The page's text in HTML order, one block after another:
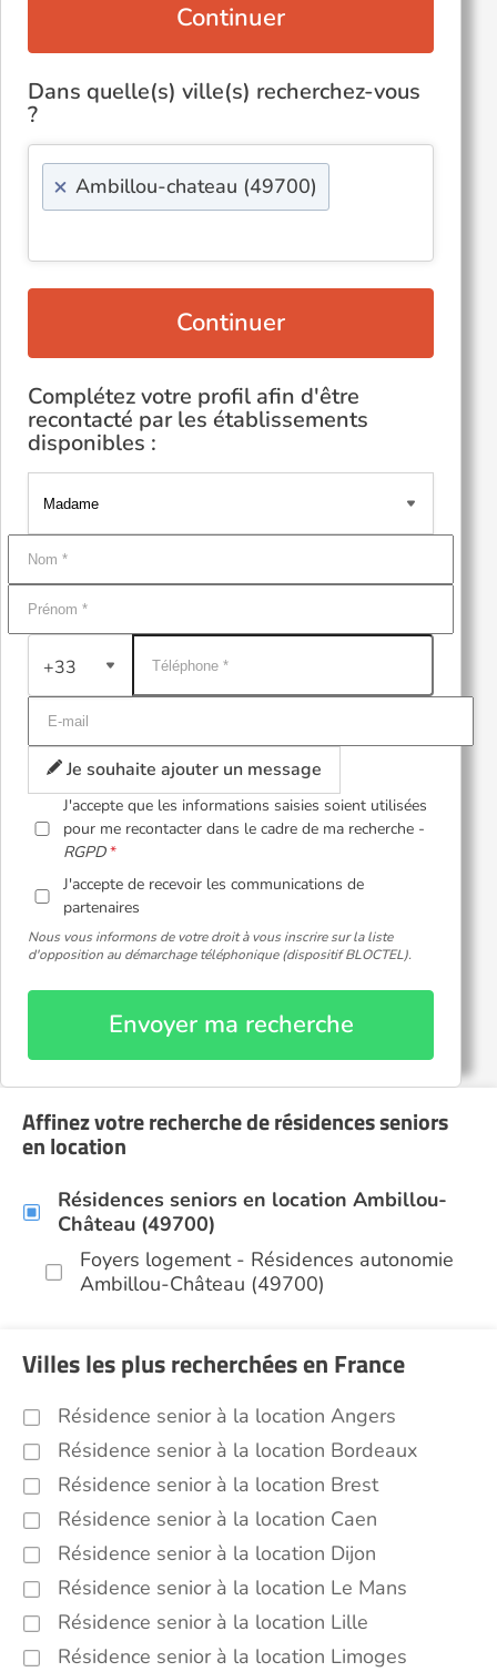
Continuer
Dans quelle(s) ville(s) recherchez-vous
?
× Ambillou-chateau (49700)
Continuer
Complétez votre profil afin d'être
recontacté par les établissements
disponibles :
+33
Je souhaite ajouter un message
J'accepte que les informations saisies soient utilisées
pour me recontacter dans le cadre de ma recherche -
RGPD
J'accepte de recevoir les communications de
partenaires
Nous vous informons de votre droit à vous inscrire sur la liste
d'opposition au démarchage téléphonique (dispositif BLOCTEL).
Envoyer ma recherche
Affinez votre recherche de résidences seniors
en location
Résidences seniors en location Ambillou-
Château (49700)
Foyers logement - Résidences autonomie
Ambillou-Château (49700)
Villes les plus recherchées en France
Résidence senior à la location Angers
Résidence senior à la location Bordeaux
Résidence senior à la location Brest
Résidence senior à la location Caen
Résidence senior à la location Dijon
Résidence senior à la location Le Mans
Résidence senior à la location Lille
Résidence senior à la location Limoges